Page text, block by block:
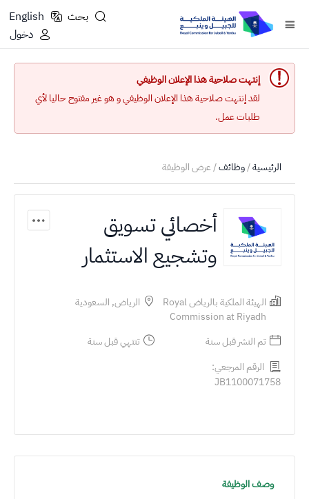
بحث
English
دخول
إنتهت صلاحية هذا الإعلان الوظيفي
لقد إنتهت صلاحية هذا الإعلان الوظيفي و هو غير مفتوح حاليا لأي
طلبات عمل.
الرئيسية/وظائف/ عرض الوظيفة
أخصائي تسويق
وتشجيع الاستثمار
الهيئة الملكية بالرياض Royal
Commission at Riyadh
الرياض, السعودية
تم النشر قبل سنة
تنتهي قبل سنة
الرقم المرجعي:
JB1100071758
وصف الوظيفة